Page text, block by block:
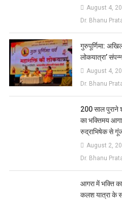
August 4,
Dr. Bhanu
गुरुपूर्णिमा:
लोकयात्रा’
August 4,
Dr. Bhanu
200 साल पुराने
का भक्तिमय
रुद्राभिषेक से
August 2,
Dr. Bhanu
आगरा में भक्ति
कलश यात्रा के